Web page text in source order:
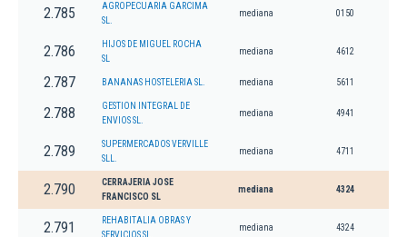
2.785
AGROPECUARIA GARCIMA
SL.
mediana 0150
2.786
HIJOS DE MIGUEL ROCHA
SL
mediana 4612
2.787 BANANAS HOSTELERIA SL. mediana 5611
2.788
GESTION INTEGRAL DE
ENVIOS SL.
mediana 4941
2.789
SUPERMERCADOS VERVILLE
SLL.
mediana 4711
2.790
CERRAJERIA JOSE
FRANCISCO SL
mediana 4324
2.791
REHABITALIA OBRAS Y
mediana 4324